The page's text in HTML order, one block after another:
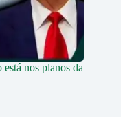
nos planos da